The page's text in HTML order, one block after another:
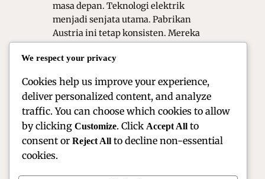
masa depan. Teknologi elektrik
menjadi senjata utama. Pabrikan
Austria ini tetap konsisten. Mereka
Dunia balap kini lebih bersih. Namun,
We respect your privacy
Cookies help us improve your experience,
deliver personalized content, and analyze
traffic. You can choose which cookies to allow
by clicking Customize. Click Accept All to
consent or Reject All to decline non-essential
cookies.